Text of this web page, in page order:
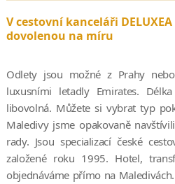
V cestovní kanceláři
dovolenou na míru
Odlety jsou možné z Prahy
luxusními letadly Emirates.
libovolná. Můžete si vybrat typ
Maledivy jsme opakovaně
rady. Jsou specializací české
založené roku 1995. Hotel,
objednáváme přímo na